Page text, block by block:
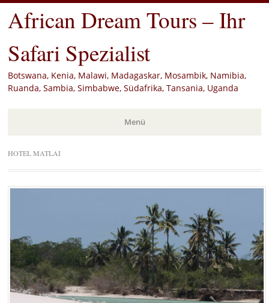
African Dream Tours – Ihr
Safari Spezialist
Botswana, Kenia, Malawi, Madagaskar, Mosambik, Namibia,
Ruanda, Sambia, Simbabwe, Südafrika, Tansania, Uganda
Menü
Zum
Inhalt
springen
HOTEL MATLAI